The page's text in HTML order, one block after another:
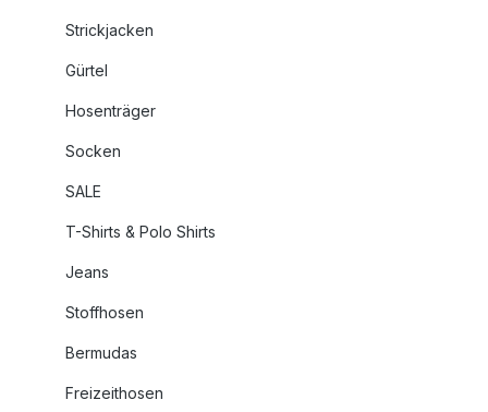
Strickjacken
Gürtel
Hosenträger
Socken
SALE
T-Shirts & Polo Shirts
Jeans
Stoffhosen
Bermudas
Freizeithosen